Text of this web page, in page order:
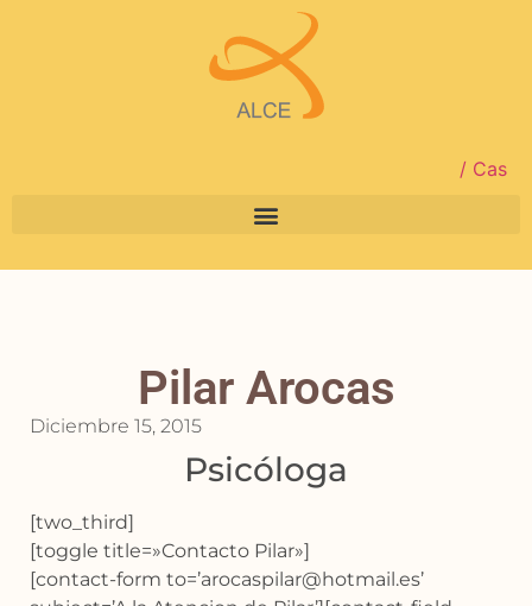
/ Cas
Pilar Arocas
Diciembre 15, 2015
Psicóloga
[two_third]
[toggle title=»Contacto Pilar»]
[contact-form to=’arocaspilar@hotmail.es’